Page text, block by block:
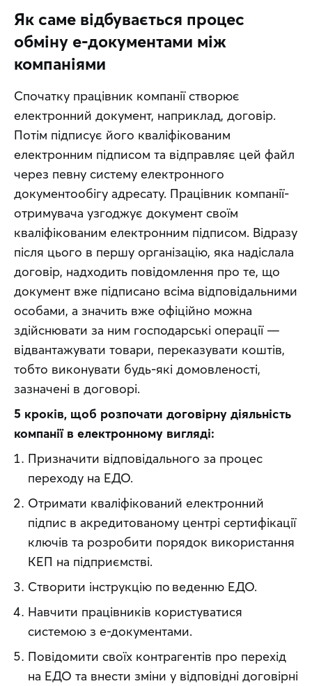
Як саме відбувається процес
обміну е-документами між
компаніями
Спочатку працівник компанії створює
електронний документ, наприклад, договір.
Потім підписує його кваліфікованим
електронним підписом та відправляє цей файл
через певну систему електронного
документообігу адресату. Працівник компанії-
отримувача узгоджує документ своїм
кваліфікованим електронним підписом. Відразу
після цього в першу організацію, яка надіслала
договір, надходить повідомлення про те, що
документ вже підписано всіма відповідальними
особами, а значить вже офіційно можна
здійснювати за ним господарські операції —
відвантажувати товари, переказувати коштів,
тобто виконувати будь-які домовленості,
зазначені в договорі.
5 кроків, щоб розпочати договірну діяльність
компанії в електронному вигляді:
Призначити відповідального за процес
переходу на ЕДО.
Отримати кваліфікований електронний
підпис в акредитованому центрі сертифікації
ключів та розробити порядок використання
КЕП на підприємстві.
Створити інструкцію по веденню ЕДО.
Навчити працівників користуватися
системою з е-документами.
Повідомити своїх контрагентів про перехід
на ЕДО та внести зміни у відповідні договірні